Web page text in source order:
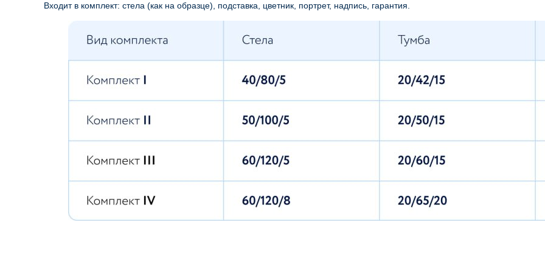
Входит в комплект: стела (как на образце), подставка, цветник, портрет, надпись, гарантия.